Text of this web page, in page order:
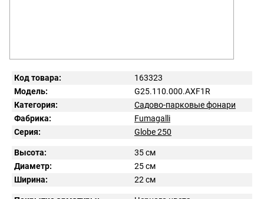
Код товара:
163323
Модель:
G25.110.000.AXF1R
Категория:
Садово-парковые фонари
Фабрика:
Fumagalli
Серия:
Globe 250
Высота:
35 см
Диаметр:
25 см
Ширина:
22 см